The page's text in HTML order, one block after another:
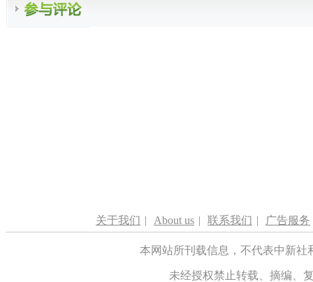
关于我们 | About us | 联系我们 | 广告服务
本网站所刊载信息，不代表中新
未经授权禁止转载、摘编、